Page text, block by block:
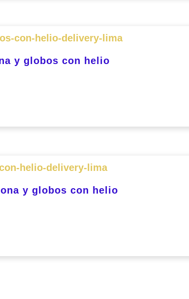
y globos con helio
y globos con helio